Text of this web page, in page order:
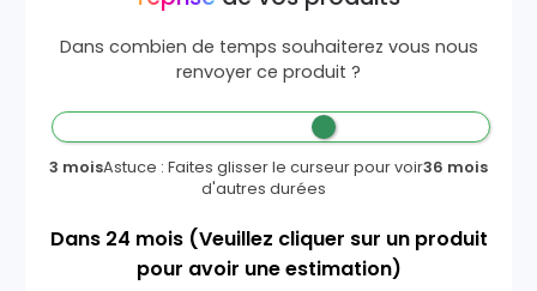
Dans combien de temps souhaiterez vous nous
renvoyer ce produit ?
3 moisAstuce : Faites glisser le curseur pour voir
d'autres durées
36 mois
Dans 24 mois (Veuillez cliquer sur un produit
pour avoir une estimation)